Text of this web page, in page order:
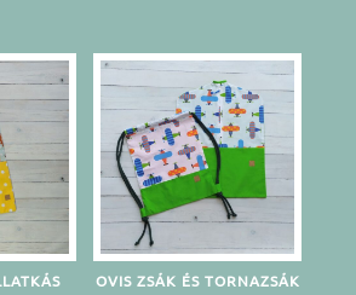
OVIS ZSÁK ÉS TORNAZSÁK